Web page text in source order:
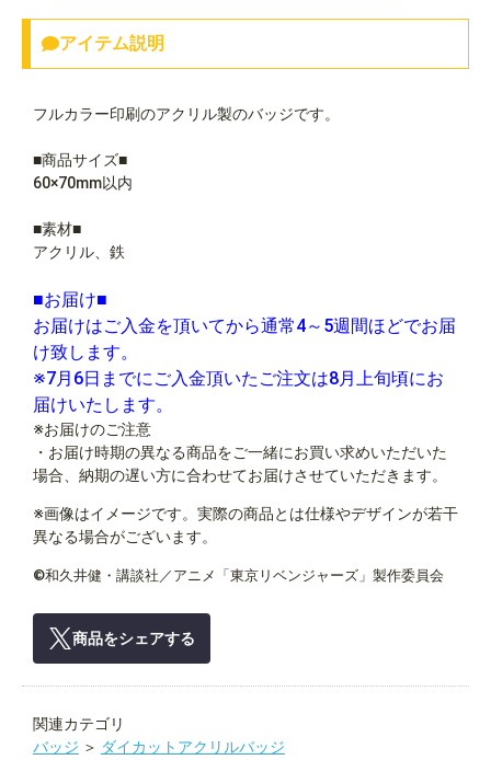
アイテム説明
フルカラー印刷のアクリル製のバッジです。
■商品サイズ■
60×70mm以内
■素材■
アクリル、鉄
■お届け■
お届けはご入金を頂いてから通常4～5週間ほどでお届
け致します。
※7月6日までにご入金頂いたご注文は8月上旬頃にお
届けいたします。
※お届けのご注意
・お届け時期の異なる商品をご一緒にお買い求めいただいた
場合、納期の遅い方に合わせてお届けさせていただきます。
※画像はイメージです。実際の商品とは仕様やデザインが若干
異なる場合がございます。
©和久井健・講談社／アニメ「東京リベンジャーズ」製作委員会
商品をシェアする
関連カテゴリ
バッジ ＞ ダイカットアクリルバッジ